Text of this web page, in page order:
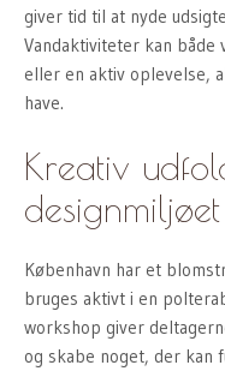
giver tid til at nyde
Vandaktiviteter kan
eller en aktiv oplevelse,
have.
Kreativ
designmiljøet
København har et
bruges aktivt i en
workshop giver
og skabe noget, der kan